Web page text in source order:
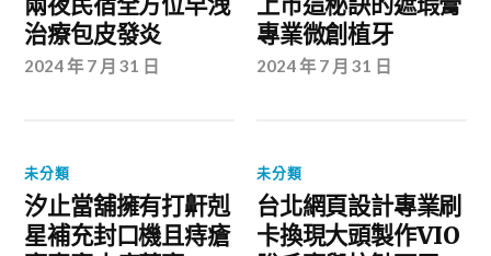
治療包皮發炎
2024 年 7 月 31 日
專業微創植牙
2024 年 7 月 31 日
未分類
汐止當舖擁有打鼾剋
星補充封口機且痔瘡
未分類
台北網頁設計專業刷
卡換現大頭製作VIO